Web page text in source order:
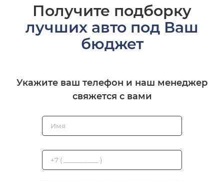
Получите подборку
лучших авто под Ваш
бюджет
Укажите ваш телефон и наш менеджер
свяжется с вами